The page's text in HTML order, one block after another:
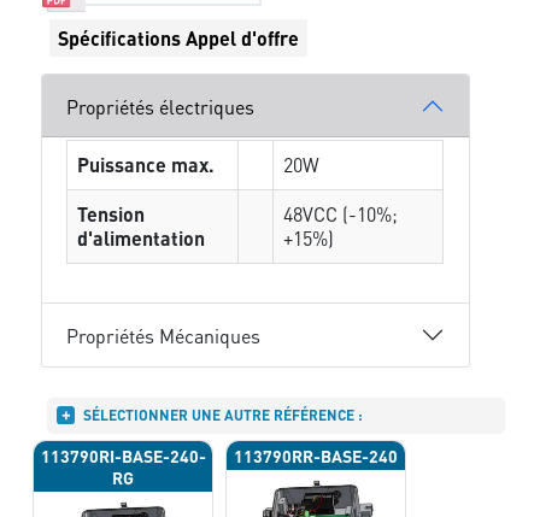
Spécifications Appel d'offre
Propriétés électriques
Puissance max.
20W
Tension
d'alimentation
48VCC (-10%;
+15%)
Propriétés Mécaniques
SÉLECTIONNER UNE AUTRE RÉFÉRENCE :
113790RI-BASE-240-
RG
113790RR-BASE-240